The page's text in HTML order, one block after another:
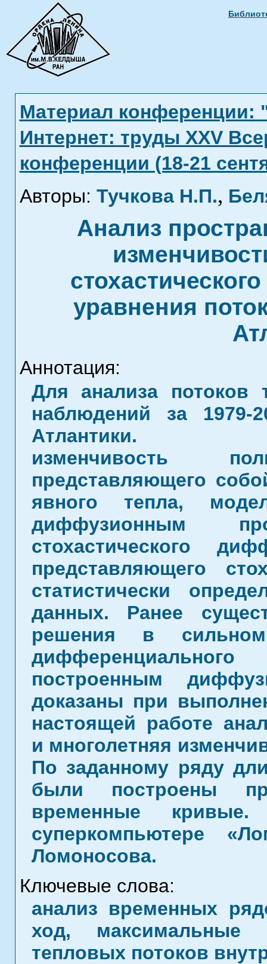
Материал конференции:
Интернет: труды XXV
конференции (18-21
Авторы: Тучкова Н.П.,
Анализ
уравнения
Аннотация:
Для анализа потоков
наблюдений за 1979-
Атлантики.
изменчивость
представляющего
явного тепла,
диффузионным
стохастического
представляющего
статистически
данных. Ранее
решения в сильном
дифференциального
построенным
доказаны при
настоящей работе
и многолетняя
По заданному ряду
были построены
временные
суперкомпьютере
Ломоносова.
Ключевые слова:
анализ временных
ход, максимальные
тепловых потоков